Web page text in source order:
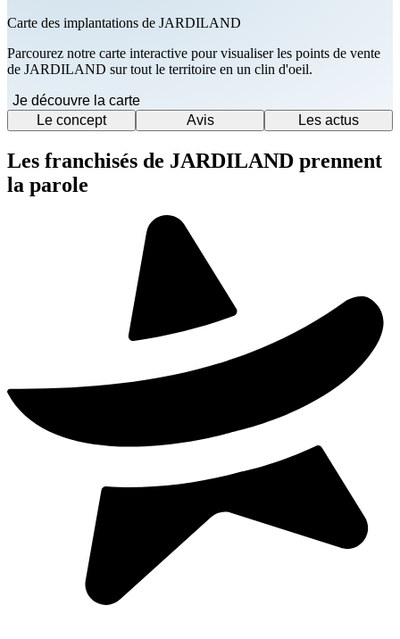
Carte des implantations de JARDILAND
Parcourez notre carte interactive pour visualiser les points de vente
de JARDILAND sur tout le territoire en un clin d'oeil.
Je découvre la carte
Le concept
Avis Les actus
Les franchisés de JARDILAND prennent
la parole